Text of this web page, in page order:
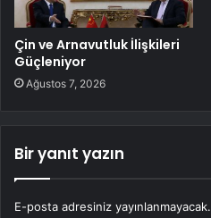
Çin ve Arnavutluk İlişkileri
Güçleniyor
Ağustos 7, 2026
Bir yanıt yazın
E-posta adresiniz yayınlanmayacak.